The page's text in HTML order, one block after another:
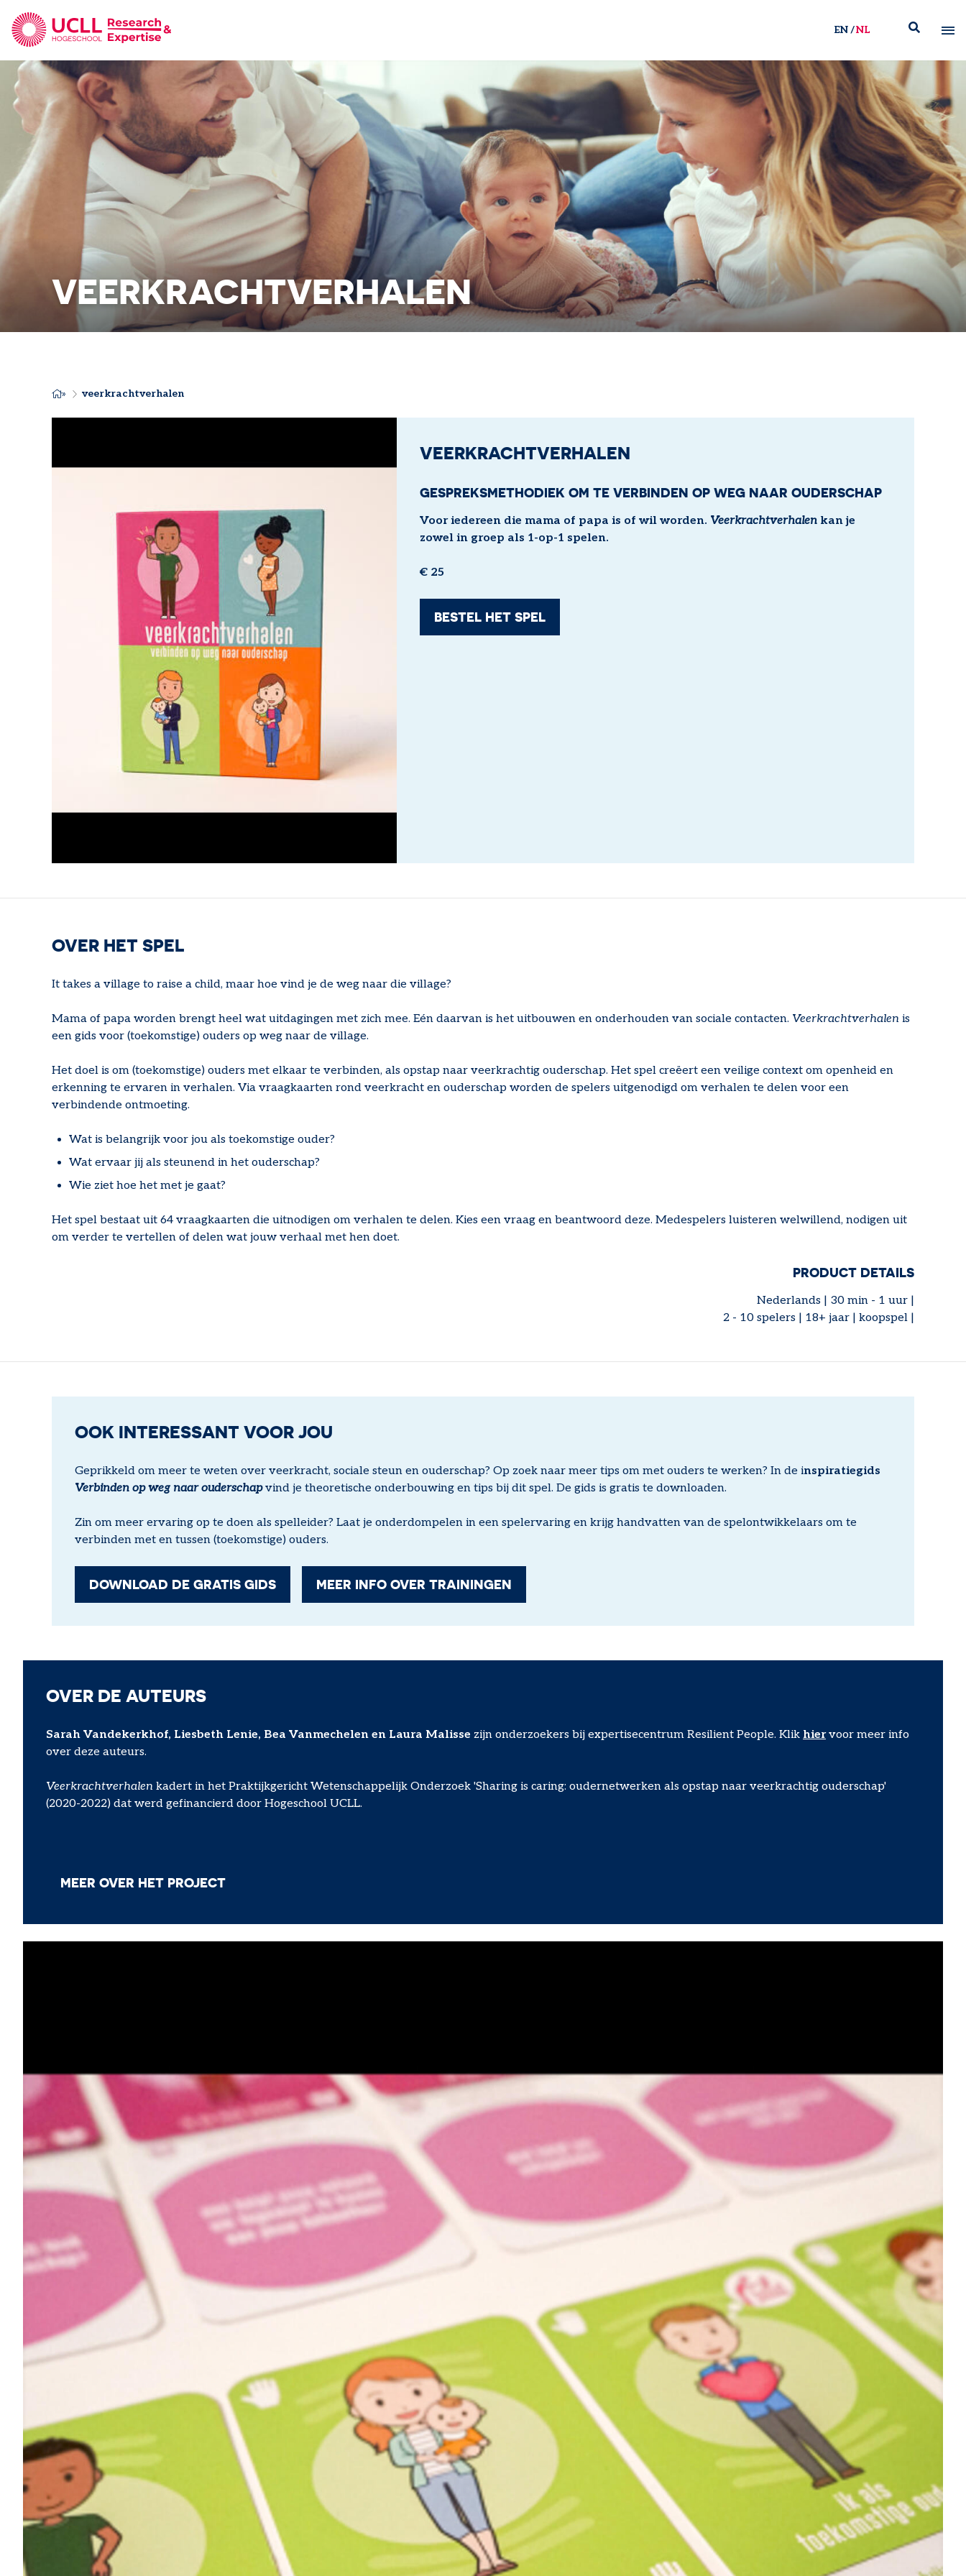
UCLL Research & Expertise
EN NL
VEERKRACHTVERHALEN
KRUIMELPAD
veerkrachtverhalen
VEERKRACHTVERHALEN
GESPREKSMETHODIEK OM TE VERBINDEN OP WEG NAAR OUDERSCHAP
Voor iedereen die mama of papa is of wil worden. Veerkrachtverhalen kan je
zowel in groep als 1-op-1 spelen.
€ 25
BESTEL HET SPEL
OVER HET SPEL
It takes a village to raise a child, maar hoe vind je de weg naar die village?
Mama of papa worden brengt heel wat uitdagingen met zich mee. Eén daarvan is het uitbouwen en onderhouden van sociale contacten. Veerkrachtverhalen is
een gids voor (toekomstige) ouders op weg naar de village.
Het doel is om (toekomstige) ouders met elkaar te verbinden, als opstap naar veerkrachtig ouderschap. Het spel creëert een veilige context om openheid en
erkenning te ervaren in verhalen. Via vraagkaarten rond veerkracht en ouderschap worden de spelers uitgenodigd om verhalen te delen voor een
verbindende ontmoeting.
Wat is belangrijk voor jou als toekomstige ouder?
Wat ervaar jij als steunend in het ouderschap?
Wie ziet hoe het met je gaat?
Het spel bestaat uit 64 vraagkaarten die uitnodigen om verhalen te delen. Kies een vraag en beantwoord deze. Medespelers luisteren welwillend, nodigen uit
om verder te vertellen of delen wat jouw verhaal met hen doet.
PRODUCT DETAILS
Nederlands | 30 min - 1 uur |
2 - 10 spelers | 18+ jaar | koopspel |
OOK INTERESSANT VOOR JOU
Geprikkeld om meer te weten over veerkracht, sociale steun en ouderschap? Op zoek naar meer tips om met ouders te werken? In de inspiratiegids
Verbinden op weg naar ouderschap vind je theoretische onderbouwing en tips bij dit spel. De gids is gratis te downloaden.
Zin om meer ervaring op te doen als spelleider? Laat je onderdompelen in een spelervaring en krijg handvatten van de spelontwikkelaars om te
verbinden met en tussen (toekomstige) ouders.
DOWNLOAD DE GRATIS GIDS MEER INFO OVER TRAININGEN
OVER DE AUTEURS
Sarah Vandekerkhof, Liesbeth Lenie, Bea Vanmechelen en Laura Malisse zijn onderzoekers bij expertisecentrum Resilient People. Klik hiervoor meer info
over deze auteurs.
Veerkrachtverhalen kadert in het Praktijkgericht Wetenschappelijk Onderzoek 'Sharing is caring: oudernetwerken als opstap naar veerkrachtig ouderschap'
(2020-2022) dat werd gefinancierd door Hogeschool UCLL.
MEER OVER HET PROJECT